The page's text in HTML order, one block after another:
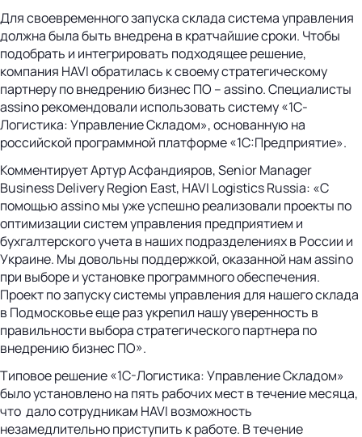
Для своевременного запуска склада система управления
должна была быть внедрена в кратчайшие сроки. Чтобы
подобрать и интегрировать подходящее решение,
компания HAVI обратилась к своему стратегическому
партнеру по внедрению бизнес ПО – assino. Специалисты
assino рекомендовали использовать систему «1С-
Логистика: Управление Складом», основанную на
российской программной платформе «1С:Предприятие».
Комментирует Артур Асфандияров, Senior Manager
Business Delivery Region East, HAVI Logistics Russia: «С
помощью assino мы уже успешно реализовали проекты по
оптимизации систем управления предприятием и
бухгалтерского учета в наших подразделениях в России и
Украине. Мы довольны поддержкой, оказанной нам assino
при выборе и установке программного обеспечения.
Проект по запуску системы управления для нашего склада
в Подмосковье еще раз укрепил нашу уверенность в
правильности выбора стратегического партнера по
внедрению бизнес ПО».
Типовое решение «1С-Логистика: Управление Складом»
было установлено на пять рабочих мест в течение месяца,
что дало сотрудникам HAVI возможность
незамедлительно приступить к работе. В течение